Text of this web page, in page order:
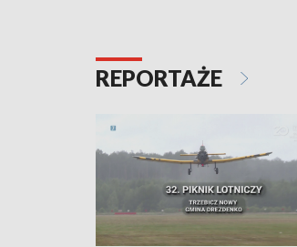
REPORTAŻE